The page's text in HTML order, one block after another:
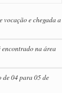
e chegada a
encontrado na área
04 para 05 de